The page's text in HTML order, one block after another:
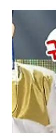
하게 표현해 마
희옥 / 심수봉
운명의 페이지
애타는 나의 눈
습도 없이 벌써
지..